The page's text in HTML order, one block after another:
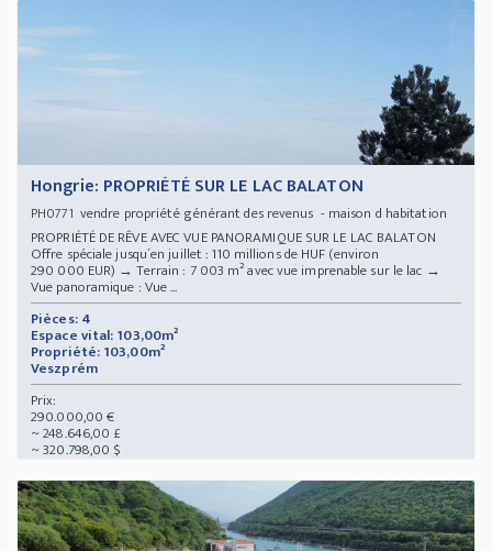
Hongrie: PROPRIÉTÉ SUR LE LAC BALATON
PH0771 vendre propriété générant des revenus - maison d habitation
PROPRIÉTÉ DE RÊVE AVEC VUE PANORAMIQUE SUR LE LAC BALATON
Offre spéciale jusqu´en juillet : 110 millions de HUF (environ
290 000 EUR) → Terrain : 7 003 m² avec vue imprenable sur le lac →
Vue panoramique : Vue ...
Pièces: 4
Espace vital: 103,00m²
Propriété: 103,00m²
Veszprém
Prix:
290.000,00 €
~ 248.646,00 £
~ 320.798,00 $